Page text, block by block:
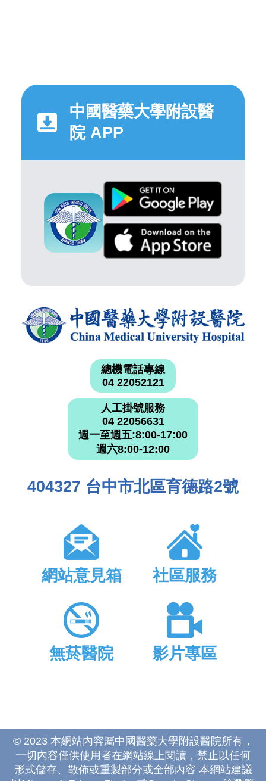
中國醫藥大學附設醫
院 APP
總機電話專線
04 22052121
人工掛號服務
04 22056631
週一至週五:8:00-17:00
週六8:00-12:00
404327 台中市北區育德路2號
網站意見箱 社區服務
無菸醫院 影片專區
© 2023 本網站內容屬中國醫藥大學附設醫院所有，
一切內容僅供使用者在網站線上閱讀，禁止以任何
形式儲存、散佈或重製部分或全部內容 本網站建議